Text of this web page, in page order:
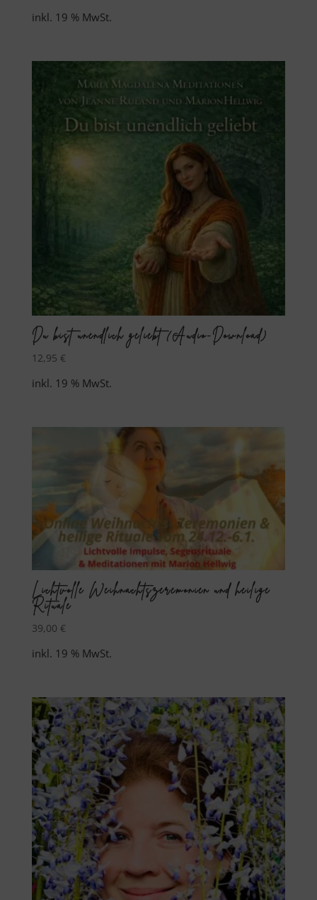
inkl. 19 % MwSt.
Du bist unendlich geliebt (Audio-Download)
12,95 €
inkl. 19 % MwSt.
Lichtvolle Weihnachtszeremonien und heilige
Rituale
39,00 €
inkl. 19 % MwSt.